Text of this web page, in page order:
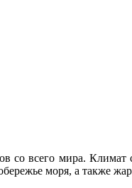
со всего мира.
моря, а также